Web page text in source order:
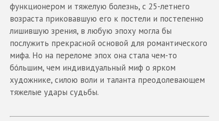
функционером и тяжелую болезнь, с 25-летнего
возраста приковавшую его к постели и постепенно
лишившую зрения, в любую эпоху могла бы
послужить прекрасной основой для романтического
мифа. Но на переломе эпох она стала чем-то
бóльшим, чем индивидуальный миф о ярком
художнике, силою воли и таланта преодолевающем
тяжелые удары судьбы.